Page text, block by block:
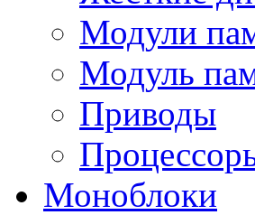
Модули
Модуль
Приводы
Моноблоки